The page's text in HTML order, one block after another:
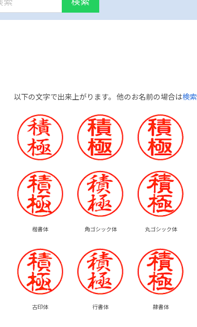
以下の文字で出来上がります。 他のお名前の場合は検索
楷書体 角ゴシック体 丸ゴシック体
古印体 行書体 隷書体